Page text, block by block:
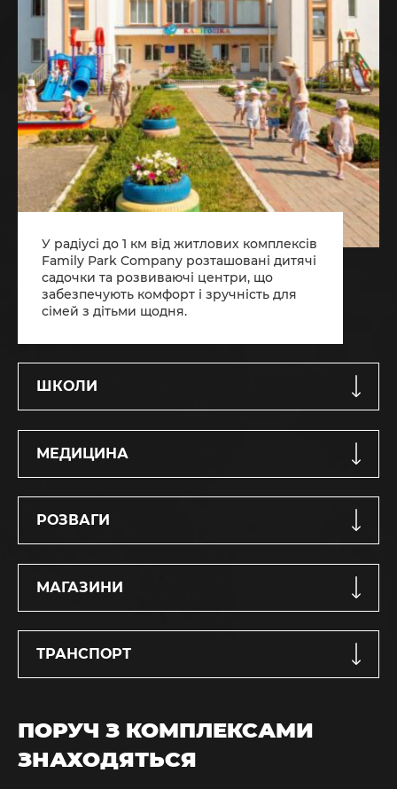
У радіусі до 1 км від житлових комплексів
Family Park Company розташовані дитячі
садочки та розвиваючі центри, що
забезпечують комфорт і зручність для
сімей з дітьми щодня.
ШКОЛИ
МЕДИЦИНА
РОЗВАГИ
МАГАЗИНИ
ТРАНСПОРТ
ПОРУЧ З КОМПЛЕКСАМИ
ЗНАХОДЯТЬСЯ